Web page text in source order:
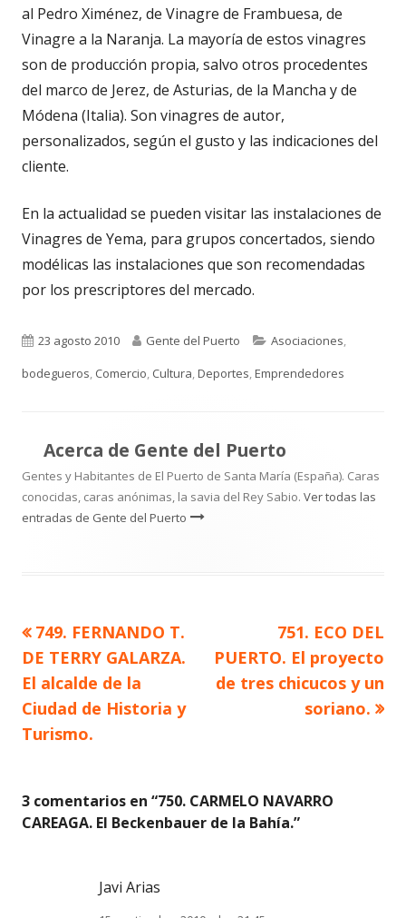
al Pedro Ximénez, de Vinagre de Frambuesa, de
Vinagre a la Naranja. La mayoría de estos vinagres
son de producción propia, salvo otros procedentes
del marco de Jerez, de Asturias, de la Mancha y de
Módena (Italia). Son vinagres de autor,
personalizados, según el gusto y las indicaciones del
cliente.
En la actualidad se pueden visitar las instalaciones de
Vinagres de Yema, para grupos concertados, siendo
modélicas las instalaciones que son recomendadas
por los prescriptores del mercado.
Publicado
el
23 agosto 2010 Autor
Gente del Puerto Categorías
Asociaciones,
bodegueros, Comercio, Cultura,Deportes,Emprendedores
Acerca de Gente del Puerto
Gentes y Habitantes de El Puerto de Santa María (España). Caras
conocidas, caras anónimas, la savia del Rey Sabio. Ver todas las
entradas de Gente del Puerto
Navegación
de
entradas
Artículo
anterior
749. FERNANDO T.
DE TERRY GALARZA.
El alcalde de la
Ciudad de Historia y
Turismo.
Artículo
siguiente
751. ECO DEL
PUERTO. El proyecto
de tres chicucos y un
soriano.
3 comentarios en “750. CARMELO NAVARRO
CAREAGA. El Beckenbauer de la Bahía.”
Javi Arias